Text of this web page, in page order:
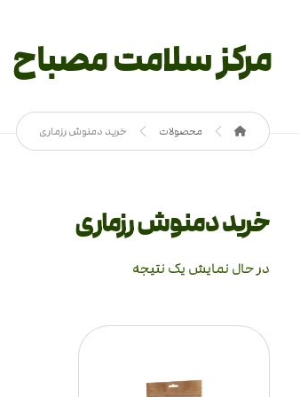
مرکز سلامت مصباح
محصولات خرید دمنوش رزماری
خرید دمنوش رزماری
در حال نمایش یک نتیجه